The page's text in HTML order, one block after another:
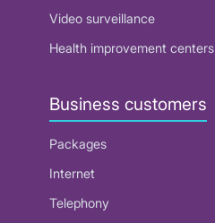
Video surveillance
Health improvement centers
Business customers
Packages
Internet
Telephony